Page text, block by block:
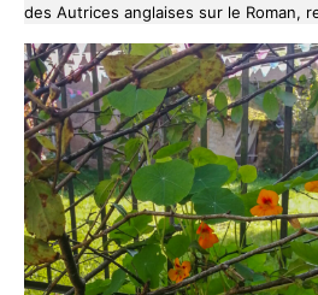
des Autrices anglaises sur le Roman,